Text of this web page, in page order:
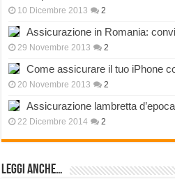
10 Dicembre 2013 2
Assicurazione in Romania:
29 Novembre 2013 2
Come assicurare il tuo iPhone
20 Novembre 2013 2
Assicurazione lambretta
22 Dicembre 2014 2
Leggi anche…